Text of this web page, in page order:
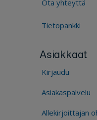
Ota yhteyttä
Tietopankki
Asiakkaat
Kirjaudu
Asiakaspalvelu
Allekirjoittajan